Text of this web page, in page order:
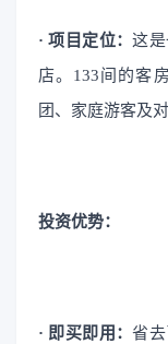
· 项目定位：这
店。133间的客
团、家庭游客及
投资优势：
· 即买即用：省